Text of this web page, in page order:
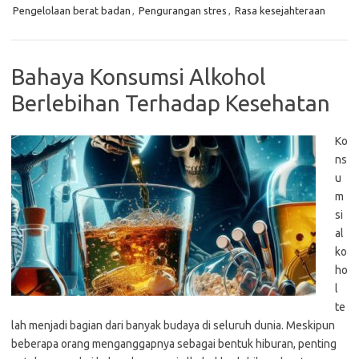
Pengelolaan berat badan , Pengurangan stres , Rasa kesejahteraan
Bahaya Konsumsi Alkohol
Berlebihan Terhadap Kesehatan
Ko
ns
u
m
si
al
ko
ho
l
te
lah menjadi bagian dari banyak budaya di seluruh dunia. Meskipun
beberapa orang menganggapnya sebagai bentuk hiburan, penting